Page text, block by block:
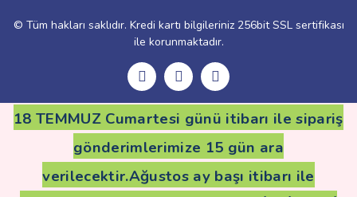
© Tüm hakları saklıdır. Kredi kartı bilgileriniz 256bit SSL sertifikası
ile korunmaktadır.
18 TEMMUZ Cumartesi günü itibarı ile sipariş
gönderimlerimize 15 gün ara
verilecektir.Ağustos ay başı itibarı ile